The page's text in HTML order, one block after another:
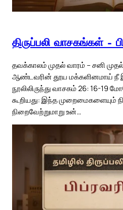
திருப்பலி வாசகங்கள் –
தவக்காலம் முதல் வாரம் – சனி
ஆண்டவரின் தூய மக்களினமாய் நீ
நூலிலிருந்து வாசகம் 26: 16-19
கூறியது: இந்த முறைமைகளையும்
நிறைவேற்றுமாறு உன்…